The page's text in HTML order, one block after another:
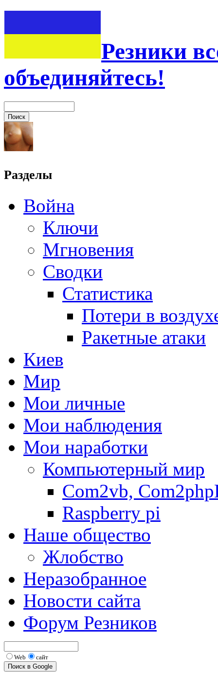
Резники
объединяйтесь!
Разделы
Война
Ключи
Мгновения
Сводки
Статистика
Потери в
Ракетные атаки
Киев
Мир
Мои личные
Мои наблюдения
Мои наработки
Компьютерный мир
Com2vb,
Raspberry pi
Наше общество
Жлобство
Неразобранное
Новости сайта
Форум Резников
Web сайт